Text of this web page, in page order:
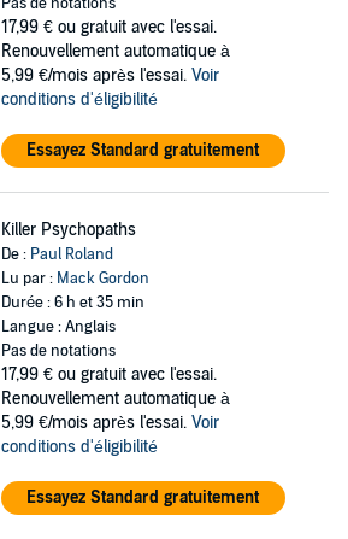
17,99 € ou gratuit avec l'essai.
Renouvellement automatique à
5,99 €/mois après l'essai. Voir
conditions d'éligibilité
Essayez Standard gratuitement
Killer Psychopaths
De : Paul Roland
Lu par : Mack Gordon
Durée : 6 h et 35 min
Langue : Anglais
Pas de notations
17,99 € ou gratuit avec l'essai.
Renouvellement automatique à
5,99 €/mois après l'essai. Voir
conditions d'éligibilité
Essayez Standard gratuitement